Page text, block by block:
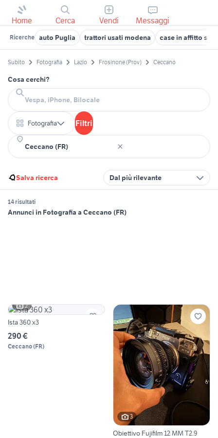
Home Cerca Vendi Messaggi
Ricerche auto Puglia trattori usati modena case in affitto
Subito Fotografia Lazio Frosinone (Prov) Ceccano
Cosa cerchi?
Fotografia Filtri
Salva ricerca Dal più rilevante
14 risultati
Annunci in Fotografia a Ceccano (FR)
2
Ista 360 x3
290 €
Ceccano(FR)
3
Obiettivo Fujifilm 12 MM T2.9